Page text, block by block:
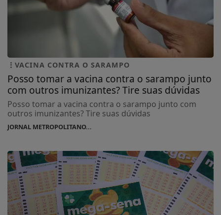
VACINA CONTRA O SARAMPO
Posso tomar a vacina contra o sarampo junto
com outros imunizantes? Tire suas dúvidas
Posso tomar a vacina contra o sarampo junto com
outros imunizantes? Tire suas dúvidas
JORNAL METROPOLITANO...